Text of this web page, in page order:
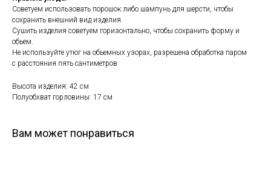
Советуем использовать порошок либо шампунь для шерсти, чтобы
сохранить внешний вид изделия.
Сушить изделия советуем горизонтально, чтобы сохранить форму и
обьем.
Не используйте утюг на обьемных узорах, разрешена обработка паром
с расстояния пять сантиметров.
Высота изделия: 42 см
Полуобхват горловины: 17 см
Вам может понравиться